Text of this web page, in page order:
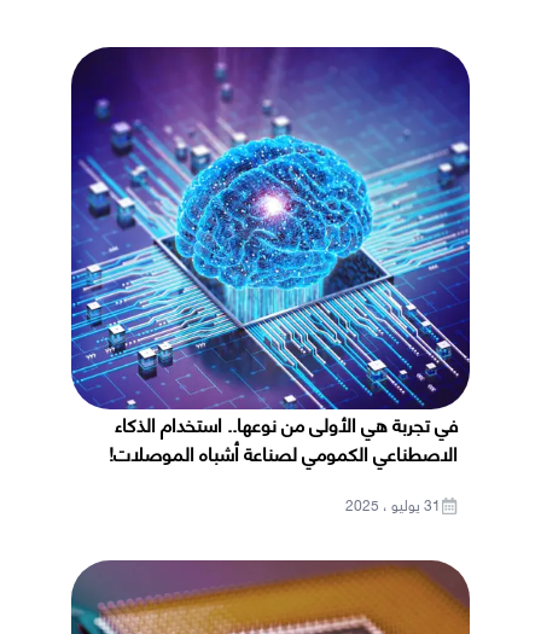
في تجربة هي الأولى من نوعها.. استخدام الذكاء
الاصطناعي الكمومي لصناعة أشباه الموصلات!
31 يوليو ، 2025